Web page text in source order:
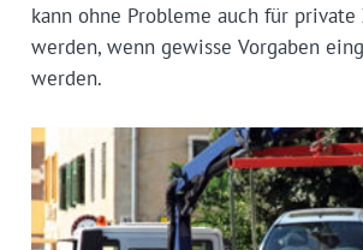
kann ohne Probleme auch für
werden, wenn gewisse Vorgaben
werden.